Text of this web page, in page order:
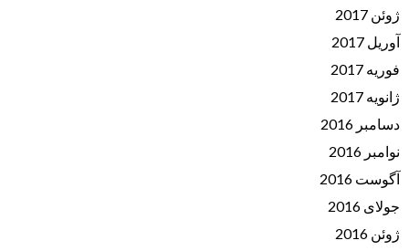
ژوئن 2017
آوریل 2017
فوریه 2017
ژانویه 2017
دسامبر 2016
نوامبر 2016
آگوست 2016
جولای 2016
ژوئن 2016